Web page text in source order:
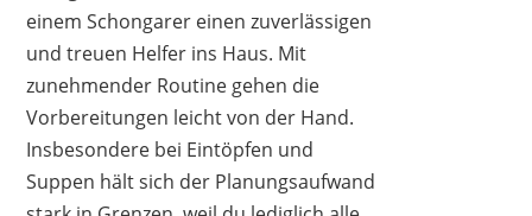
einem Schongarer einen zuverlässigen
und treuen Helfer ins Haus. Mit
zunehmender Routine gehen die
Vorbereitungen leicht von der Hand.
Insbesondere bei Eintöpfen und
Suppen hält sich der Planungsaufwand